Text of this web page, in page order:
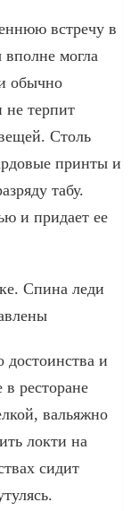
встречу в
вполне могла
обычно
не терпит
Столь
принты и
табу.
и придает ее
Спина леди
достоинства и
ресторане
вальяжно
локти на
сидит